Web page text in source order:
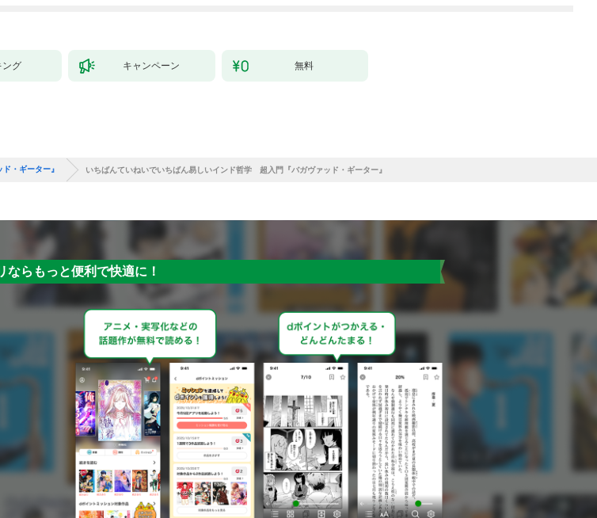
ング キャンペーン 無料
・ギーター』 いちばんていねいでいちばん易しいインド哲学 超入門『バガヴァッド・ギーター』
ならもっと便利で快適に！